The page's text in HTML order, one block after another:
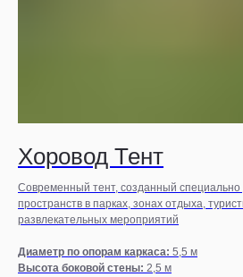
Хоровод Тент
Современный тент, созданный
пространств в парках, зонах отдыха,
развлекательных мероприятий
Диаметр по опорам каркаса: 5,5 м
Высота боковой стены: 2,5 м